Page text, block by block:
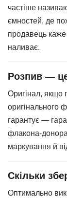
частіше
ємностей, де
продавець каже
наливає.
Розпив —
Оригінал, якщо
оригінального
гарантує —
флакона-
маркування й
Скільки
Оптимально